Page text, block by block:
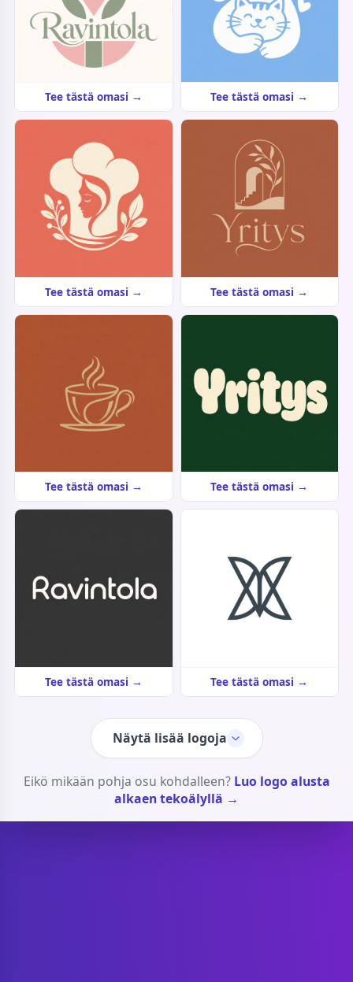
Tee tästä omasi → Tee tästä omasi →
Tee tästä omasi → Tee tästä omasi →
Tee tästä omasi → Tee tästä omasi →
Tee tästä omasi → Tee tästä omasi →
Näytä lisää logoja
Eikö mikään pohja osu kohdalleen? Luo logo alusta
alkaen tekoälyllä →